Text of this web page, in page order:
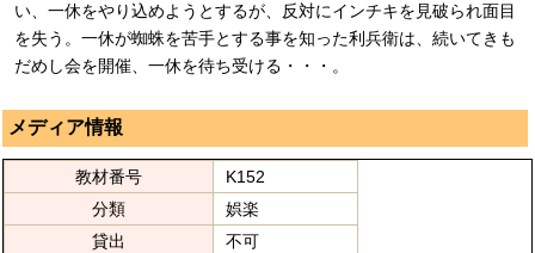
い、一休をやり込めようとするが、反対にインチキを見破られ面目
を失う。一休が蜘蛛を苦手とする事を知った利兵衛は、続いてきも
だめし会を開催、一休を待ち受ける・・・。
メディア情報
教材番号
K152
分類
娯楽
貸出
不可